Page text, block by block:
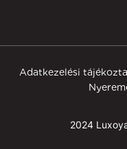
2024
Adatkezelési